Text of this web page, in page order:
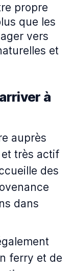
propre
que les
vers
et
à
auprès
très actif
des
dans
ferry et de